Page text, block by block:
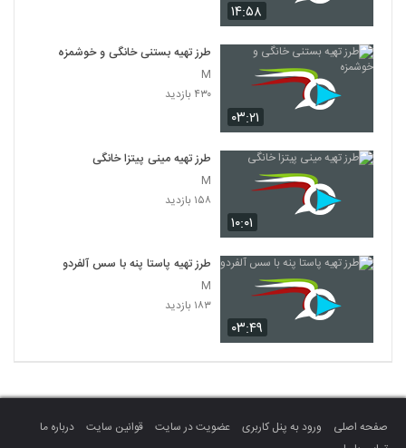
۱۴:۵۸
۰۳:۲۱
طرز تهیه بستنی خانگی و خوشمزه
M
۴۳۰ بازدید
۱۰:۰۱
طرز تهیه مینی پیتزا خانگی
M
۱۵۸ بازدید
۰۳:۴۹
طرز تهیه پاستا پنه با سس آلفردو
M
۱۸۳ بازدید
صفحه اصلی ورود به پنل کاربری عضویت در سایت قوانین سایت
درباره ما